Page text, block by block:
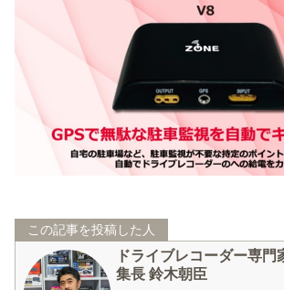
この記事を投稿した人
ドライブレコーダー専
集長 鈴木朝臣